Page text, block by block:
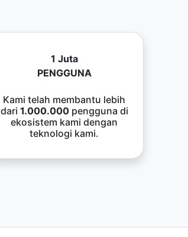
1 Juta
PENGGUNA
Kami telah membantu lebih
dari 1.000.000pengguna di
ekosistem kami dengan
teknologi kami.